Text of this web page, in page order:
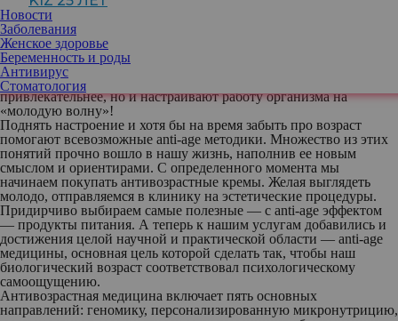
Новости
Заболевания
Женское здоровье
Беременность и роды
Антивирус
Стоматология
— и приближению старости... Возврата к тонкой девичьей
талии и идеальному самочувствию, которыми мы могли
похвастаться в 25–30 лет, уже не будет. И вот тут встает вопрос:
как не поддаться этому дряхлению, как получать удовольствие
от своего отражения в зеркале? И как продолжать радоваться
жизни? Ведь положительные эмоции не только делают нас
привлекательнее, но и настраивают работу организма на
«молодую волну»!
Поднять настроение и хотя бы на время забыть про возраст
помогают всевозможные anti-age методики. Множество из этих
понятий прочно вошло в нашу жизнь, наполнив ее новым
смыслом и ориентирами. С определенного момента мы
начинаем покупать антивозрастные кремы. Желая выглядеть
молодо, отправляемся в клинику на эстетические процедуры.
Придирчиво выбираем самые полезные — с anti-age эффектом
— продукты питания. А теперь к нашим услугам добавились и
достижения целой научной и практической области — аnti-age
медицины, основная цель которой сделать так, чтобы наш
биологический возраст соответствовал психологическому
самоощущению.
Антивозрастная медицина включает пять основных
направлений: геномику, персонализированную микронутрицию,